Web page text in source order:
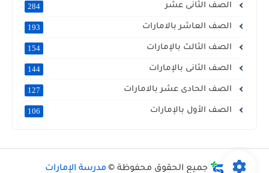
الصف الثانى عشر 284
الصف العاشر بالامارات 193
الصف الثالث بالإمارات 154
الصف الثانى بالإمارات 144
الصف الحادى عشر بالامارات 127
الصف الأول بالإمارات 106
جميع الحقوق محفوظة © مدرسة الإمارات